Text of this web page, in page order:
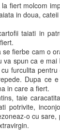
fiert molcom
in doua,
taiati in
se fierbe cam o
va spun ca e
furculita
Dupa ce
in care a fiert.
taie
potrivite,
o cu sare,